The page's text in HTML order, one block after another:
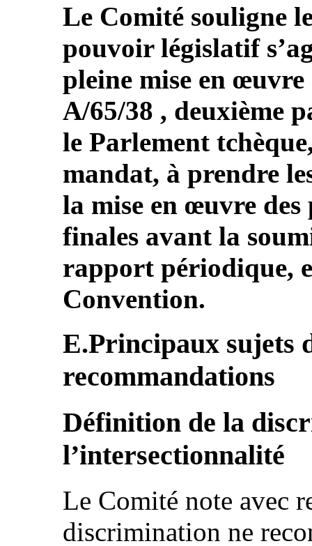
Le Comité souligne
pouvoir législatif
pleine mise en
A/65/38 , deuxième
le Parlement
mandat, à prendre
la mise en œuvre des
finales avant la
rapport périodique,
Convention.
E.Principaux sujets
recommandations
Définition de la
l’intersectionnalité
Le Comité note avec
discrimination ne